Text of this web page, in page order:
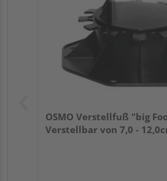
OSMO Verstellfuß "big
Verstellbar von 7,0 -